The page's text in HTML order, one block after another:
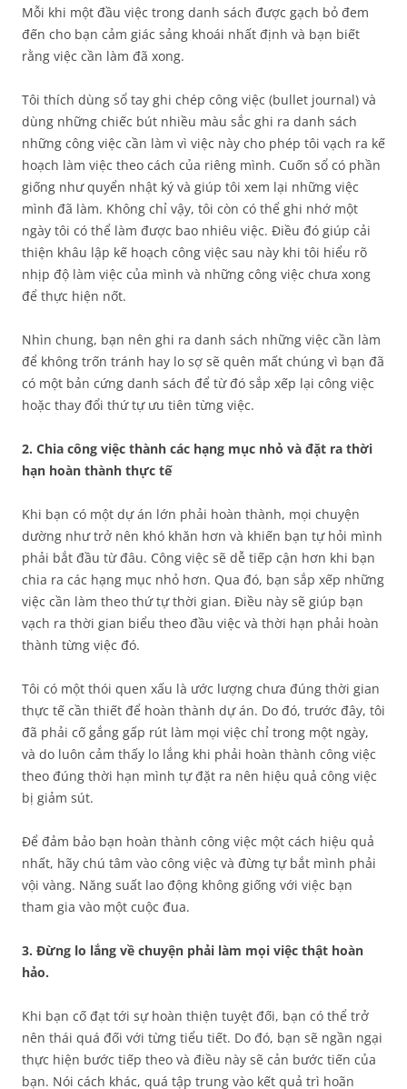
Mỗi khi một đầu việc trong danh sách được gạch bỏ đem
đến cho bạn cảm giác sảng khoái nhất định và bạn biết
rằng việc cần làm đã xong.
Tôi thích dùng sổ tay ghi chép công việc (bullet journal) và
dùng những chiếc bút nhiều màu sắc ghi ra danh sách
những công việc cần làm vì việc này cho phép tôi vạch ra kế
hoạch làm việc theo cách của riêng mình. Cuốn sổ có phần
giống như quyển nhật ký và giúp tôi xem lại những việc
mình đã làm. Không chỉ vậy, tôi còn có thể ghi nhớ một
ngày tôi có thể làm được bao nhiêu việc. Điều đó giúp cải
thiện khâu lập kế hoạch công việc sau này khi tôi hiểu rõ
nhịp độ làm việc của mình và những công việc chưa xong
để thực hiện nốt.
Nhìn chung, bạn nên ghi ra danh sách những việc cần làm
để không trốn tránh hay lo sợ sẽ quên mất chúng vì bạn đã
có một bản cứng danh sách để từ đó sắp xếp lại công việc
hoặc thay đổi thứ tự ưu tiên từng việc.
2. Chia công việc thành các hạng mục nhỏ và đặt ra thời
hạn hoàn thành thực tế
Khi bạn có một dự án lớn phải hoàn thành, mọi chuyện
dường như trở nên khó khăn hơn và khiến bạn tự hỏi mình
phải bắt đầu từ đâu. Công việc sẽ dễ tiếp cận hơn khi bạn
chia ra các hạng mục nhỏ hơn. Qua đó, bạn sắp xếp những
việc cần làm theo thứ tự thời gian. Điều này sẽ giúp bạn
vạch ra thời gian biểu theo đầu việc và thời hạn phải hoàn
thành từng việc đó.
Tôi có một thói quen xấu là ước lượng chưa đúng thời gian
thực tế cần thiết để hoàn thành dự án. Do đó, trước đây, tôi
đã phải cố gắng gấp rút làm mọi việc chỉ trong một ngày,
và do luôn cảm thấy lo lắng khi phải hoàn thành công việc
theo đúng thời hạn mình tự đặt ra nên hiệu quả công việc
bị giảm sút.
Để đảm bảo bạn hoàn thành công việc một cách hiệu quả
nhất, hãy chú tâm vào công việc và đừng tự bắt mình phải
vội vàng. Năng suất lao động không giống với việc bạn
tham gia vào một cuộc đua.
3. Đừng lo lắng về chuyện phải làm mọi việc thật hoàn
hảo.
Khi bạn cố đạt tới sự hoàn thiện tuyệt đối, bạn có thể trở
nên thái quá đối với từng tiểu tiết. Do đó, bạn sẽ ngần ngại
thực hiện bước tiếp theo và điều này sẽ cản bước tiến của
bạn. Nói cách khác, quá tập trung vào kết quả trì hoãn